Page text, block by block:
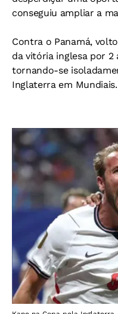
conseguiu ampliar a
Contra o Panamá,
da vitória inglesa por 2
tornando-se
Inglaterra em Mundiais.